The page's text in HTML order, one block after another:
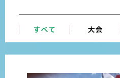
すべて